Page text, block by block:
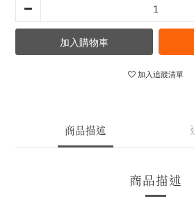
加入購物車
加入追蹤清單
商品描述
商品描述